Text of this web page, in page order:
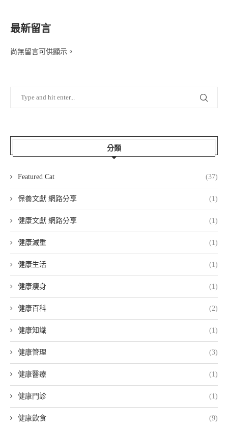
最新留言
尚無留言可供顯示。
分類
Featured Cat (37)
保養文獻 網路分享 (1)
健康文獻 網路分享 (1)
健康減重 (1)
健康生活 (1)
健康瘦身 (1)
健康百科 (2)
健康知識 (1)
健康管理 (3)
健康醫療 (1)
健康門診 (1)
健康飲食 (9)